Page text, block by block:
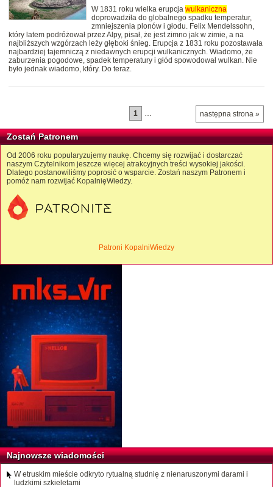
W 1831 roku wielka erupcja wulkaniczna
doprowadziła do globalnego spadku temperatur,
zmniejszenia plonów i głodu. Felix Mendelssohn,
który latem podróżował przez Alpy, pisał, że jest zimno jak w zimie, a na
najbliższych wzgórzach leży głęboki śnieg. Erupcja z 1831 roku pozostawała
najbardziej tajemniczą z niedawnych erupcji wulkanicznych. Wiadomo, że
zaburzenia pogodowe, spadek temperatury i głód spowodował wulkan. Nie
było jednak wiadomo, który. Do teraz.
następna strona »
1 …
Zostań Patronem
Od 2006 roku popularyzujemy naukę. Chcemy się rozwijać i dostarczać
naszym Czytelnikom jeszcze więcej atrakcyjnych treści wysokiej jakości.
Dlatego postanowiliśmy poprosić o wsparcie. Zostań naszym Patronem i
pomóż nam rozwijać KopalnięWiedzy.
Patroni KopalniWiedzy
Najnowsze wiadomości
W etruskim mieście odkryto rytualną studnię z nienaruszonymi darami i
ludzkimi szkieletami